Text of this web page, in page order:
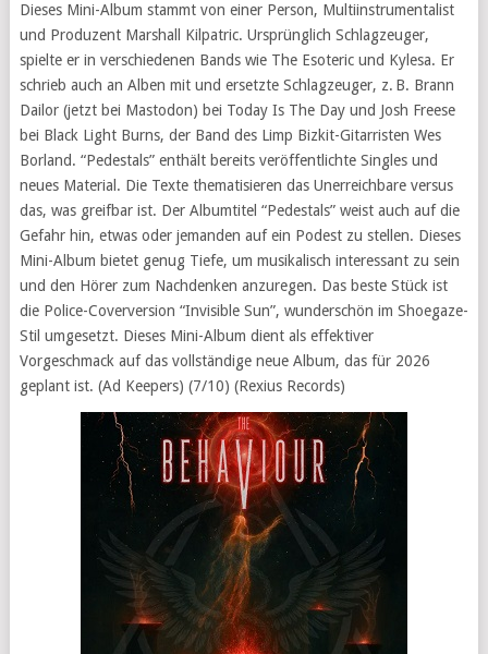
Dieses Mini-Album stammt von einer Person, Multiinstrumentalist
und Produzent Marshall Kilpatric. Ursprünglich Schlagzeuger,
spielte er in verschiedenen Bands wie The Esoteric und Kylesa. Er
schrieb auch an Alben mit und ersetzte Schlagzeuger, z. B. Brann
Dailor (jetzt bei Mastodon) bei Today Is The Day und Josh Freese
bei Black Light Burns, der Band des Limp Bizkit-Gitarristen Wes
Borland. “Pedestals” enthält bereits veröffentlichte Singles und
neues Material. Die Texte thematisieren das Unerreichbare versus
das, was greifbar ist. Der Albumtitel “Pedestals” weist auch auf die
Gefahr hin, etwas oder jemanden auf ein Podest zu stellen. Dieses
Mini-Album bietet genug Tiefe, um musikalisch interessant zu sein
und den Hörer zum Nachdenken anzuregen. Das beste Stück ist
die Police-Coverversion “Invisible Sun”, wunderschön im Shoegaze-
Stil umgesetzt. Dieses Mini-Album dient als effektiver
Vorgeschmack auf das vollständige neue Album, das für 2026
geplant ist. (Ad Keepers) (7/10) (Rexius Records)